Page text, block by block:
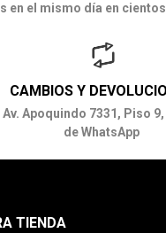
en el mismo día en
CAMBIOS Y
Apoquindo 7331, Piso
de WhatsApp
TIENDA